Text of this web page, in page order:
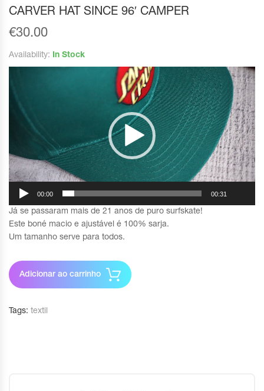
CARVER HAT SINCE 96′ CAMPER
€30.00
Availability: In Stock
00:00 00:31
Já se passaram mais de 21 anos de puro surfskate!
Este boné macio e ajustável é 100% sarja.
Um tamanho serve para todos.
Adicionar ao carrinho
Tags: textil